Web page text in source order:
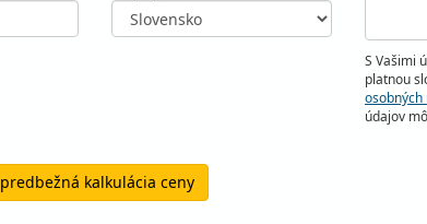
S Vašimi
platnou
osobných
údajov
predbežná kalkulácia ceny